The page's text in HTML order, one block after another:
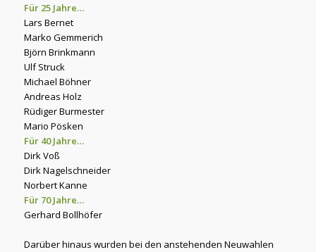
Für 25 Jahre…
Lars Bernet
Marko Gemmerich
Björn Brinkmann
Ulf Struck
Michael Böhner
Andreas Holz
Rüdiger Burmester
Mario Pösken
Für 40 Jahre…
Dirk Voß
Dirk Nagelschneider
Norbert Kanne
Für 70 Jahre…
Gerhard Bollhöfer
Darüber hinaus wurden bei den anstehenden Neuwahlen